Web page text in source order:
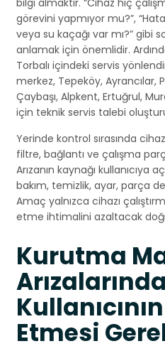
görevini yapmıyor mu?”,
veya su kaçağı var mı?” gibi
anlamak için önemlidir.
Torbalı içindeki servis
merkez, Tepeköy, Ayrancılar,
Çaybaşı, Alpkent, Ertuğrul,
için teknik servis talebi
Yerinde kontrol sırasında
filtre, bağlantı ve çalışma
Arızanın kaynağı kullanıcıya
bakım, temizlik, ayar, parça
Amaç yalnızca cihazı
etme ihtimalini azaltacak
Kurutma
Arızalarında
Etmesi